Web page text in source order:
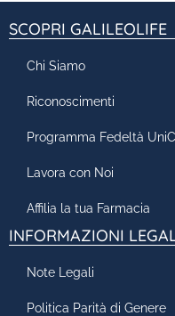
SCOPRI GALILEOLIFE
Chi Siamo
Riconoscimenti
Programma Fedeltà
Lavora con Noi
Affilia la tua Farmacia
INFORMAZIONI
Note Legali
Politica Parità di Genere